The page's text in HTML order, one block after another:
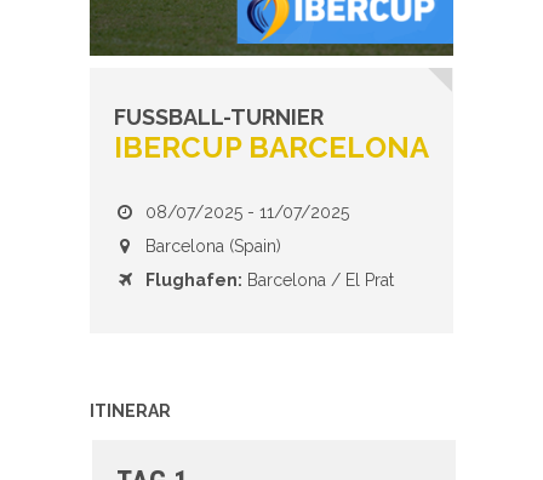
FUSSBALL-TURNIER
IBERCUP BARCELONA
08/07/2025 - 11/07/2025
Barcelona (Spain)
Flughafen: Barcelona / El Prat
ITINERAR